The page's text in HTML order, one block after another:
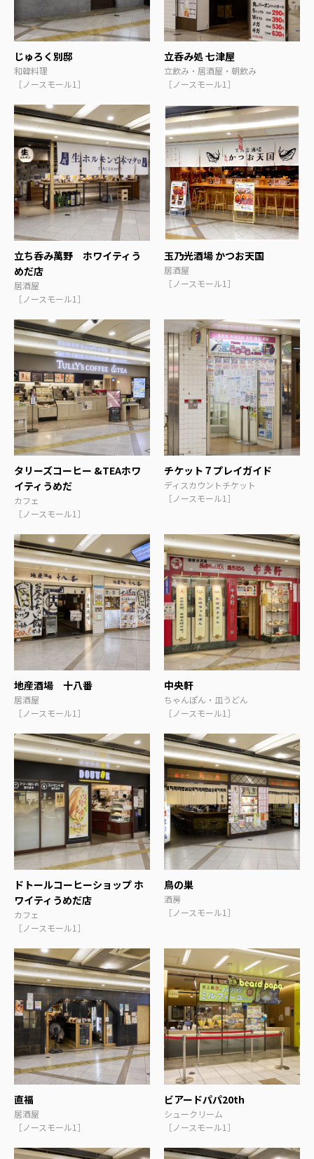
じゅろく別邸
和韓料理
［ノースモール1］
立呑み処 七津屋
立飲み・居酒屋・朝飲み
［ノースモール1］
立ち呑み萬野 ホワイティう
めだ店
居酒屋
［ノースモール1］
玉乃光酒場 かつお天国
居酒屋
［ノースモール1］
タリーズコーヒー &TEAホワ
イティうめだ
カフェ
［ノースモール1］
チケット７プレイガイド
ディスカウントチケット
［ノースモール1］
地産酒場 十八番
居酒屋
［ノースモール1］
中央軒
ちゃんぽん・皿うどん
［ノースモール1］
ドトールコーヒーショップ ホ
ワイティうめだ店
カフェ
［ノースモール1］
鳥の巣
酒房
［ノースモール1］
直福
居酒屋
［ノースモール1］
ビアードパパ20th
シュークリーム
［ノースモール1］